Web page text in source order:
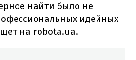
найти было не
идейных
на robota.ua.